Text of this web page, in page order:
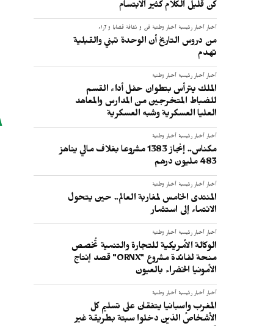
كن قليل الكلام كثير الابتسام
أخبار أخبار رئيسية أخبار وطنية فن و ثقافة قضايا و آراء
من دروس التاريخ أن الوحدة تبني والقبلية
تهدم
أخبار أخبار رئيسية أخبار وطنية
الملك يترأس بتطوان حفل أداء القسم
للضباط المتخرجين من المدارس والمعاهد
العليا العسكرية وشبه العسكرية
أخبار أخبار رئيسية أخبار وطنية
مكناس.. إنجاز 1383 مشروعا بغلاف مالي يناهز
483 مليون درهم
أخبار أخبار رئيسية أخبار وطنية
المنتدى الخامس لمغاربة العالم.. حين يتحول
الانتماء إلى استثمار
أخبار أخبار رئيسية أخبار وطنية
الوكالة الأمريكية للتجارة والتنمية تُخصص
منحة لفائدة مشروع "ORNX" قصد إنتاج
الأمونيا الخضراء بالعيون
أخبار أخبار رئيسية أخبار وطنية
المغرب وإسبانيا يتفقان على تسليم كل
الأشخاص الذين دخلوا سبتة بطريقة غير